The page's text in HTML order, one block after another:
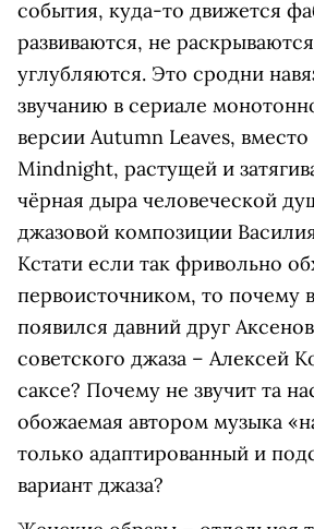
события, куда-то движется
развиваются, не
углубляются. Это сродни
звучанию в сериале
версии Autumn Leaves,
Mindnight, растущей и
чёрная дыра человеческой
джазовой композиции
Кстати если так фривольно
первоисточником, то почему
появился давний друг
советского джаза – Алексей
саксе? Почему не звучит та
обожаемая автором музыка
только адаптированный и
вариант джаза?